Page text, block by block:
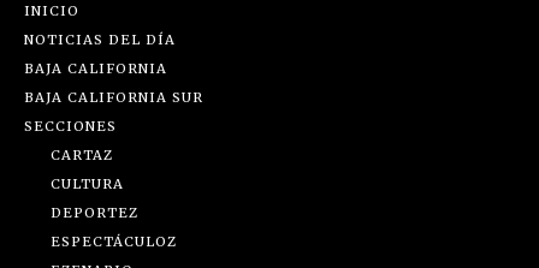
INICIO
NOTICIAS DEL DÍA
BAJA CALIFORNIA
BAJA CALIFORNIA SUR
SECCIONES
CARTAZ
CULTURA
DEPORTEZ
ESPECTÁCULOZ